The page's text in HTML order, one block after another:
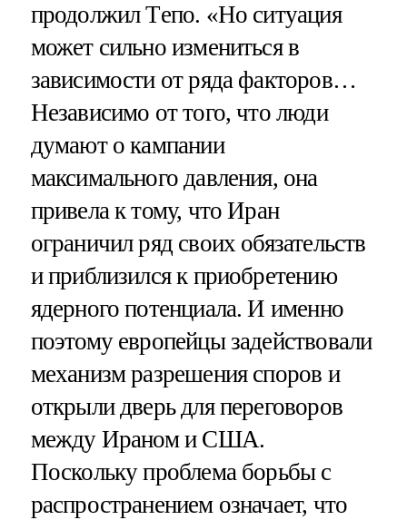
продолжил Tепо. «Но ситуация
может сильно измениться в
зависимости от ряда факторов…
Независимо от того, что люди
думают о кампании
максимального давления, она
привела к тому, что Иран
ограничил ряд своих обязательств
и приблизился к приобретению
ядерного потенциала. И именно
поэтому европейцы задействовали
механизм разрешения споров и
открыли дверь для переговоров
между Ираном и США.
Поскольку проблема борьбы с
распространением означает, что